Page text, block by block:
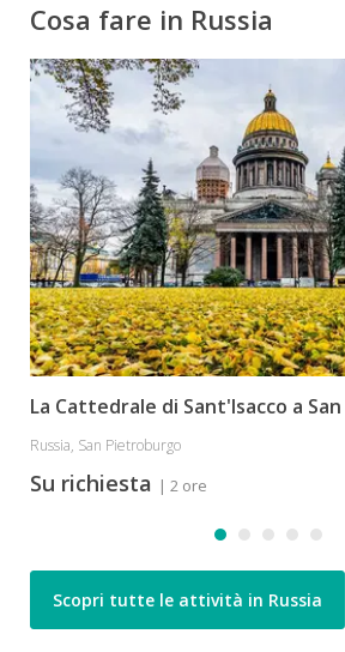
Cosa fare in Russia
La Cattedrale di Sant'Isacco a
Russia, San Pietroburgo
Su richiesta | 2 ore
Scopri tutte le attività in Russia